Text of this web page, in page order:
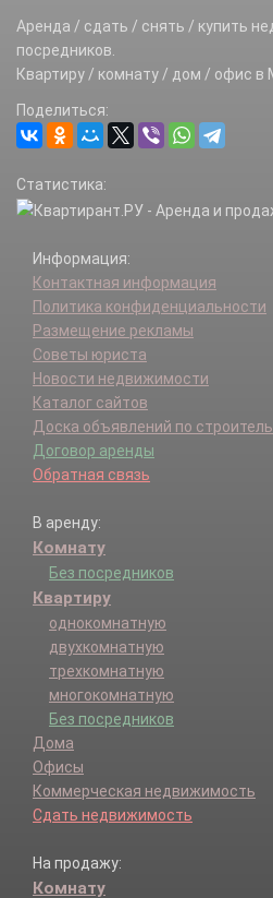
Аренда / сдать / снять / купить
посредников.
Квартиру / комнату / дом / офис в
Поделиться:
Статистика:
Информация:
Контактная информация
Политика конфиденциальности
Размещение рекламы
Советы юриста
Новости недвижимости
Каталог сайтов
Доска объявлений по
Договор аренды
Обратная связь
В аренду:
Комнату
Без посредников
Квартиру
однокомнатную
двухкомнатную
трехкомнатную
многокомнатную
Без посредников
Дома
Офисы
Коммерческая недвижимость
Сдать недвижимость
На продажу:
Комнату